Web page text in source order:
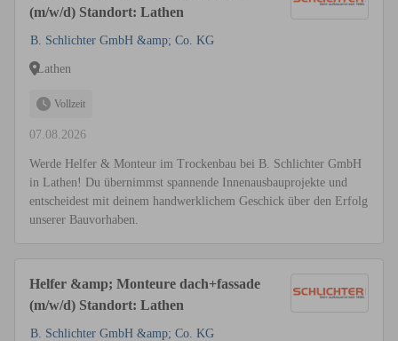
(m/w/d) Standort: Lathen
B. Schlichter GmbH &amp; Co. KG
Lathen
Vollzeit
07.08.2026
Werde Helfer & Monteur im Trockenbau bei B. Schlichter GmbH
in Lathen! Du übernimmst spannende Innenausbauprojekte und
entscheidest mit deinem handwerklichem Geschick über den Erfolg
unserer Bauvorhaben.
Helfer &amp; Monteure dach+fassade
(m/w/d) Standort: Lathen
B. Schlichter GmbH &amp; Co. KG